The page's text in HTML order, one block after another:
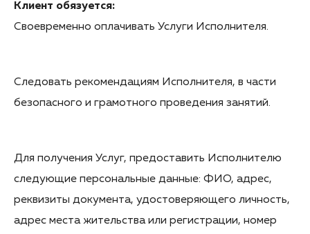
Клиент обязуется:
Своевременно оплачивать Услуги Исполнителя.
Следовать рекомендациям Исполнителя, в части
безопасного и грамотного проведения занятий.
Для получения Услуг, предоставить Исполнителю
следующие персональные данные: ФИО, адрес,
реквизиты документа, удостоверяющего личность,
адрес места жительства или регистрации, номер